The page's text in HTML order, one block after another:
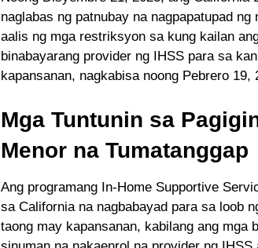
naglabas ng patnubay na nagpapatupad
aalis ng mga restriksyon sa kung kailan
binabayarang provider ng IHSS para sa
kapansanan, nagkabisa noong Pebrero 19,
Mga Tuntunin sa
Menor na Tumatanggap
Ang programang In-Home Supportive
sa California na nagbabayad para sa loob
taong may kapansanan, kabilang ang mga